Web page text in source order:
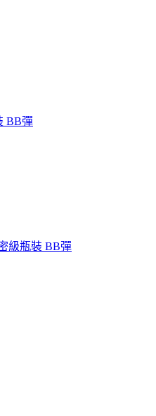
BB彈
級瓶裝 BB彈